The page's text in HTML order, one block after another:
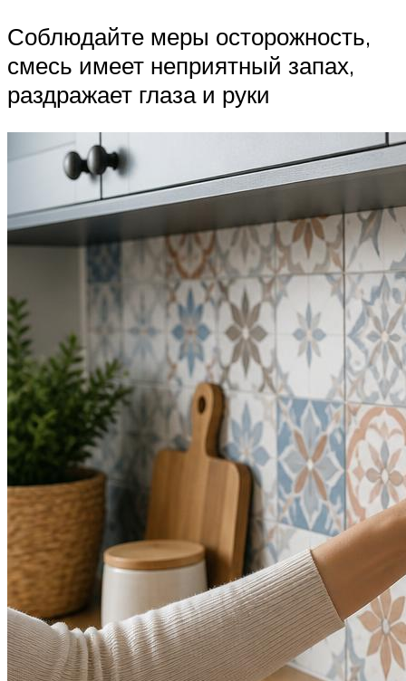
Соблюдайте меры осторожность,
смесь имеет неприятный запах,
раздражает глаза и руки